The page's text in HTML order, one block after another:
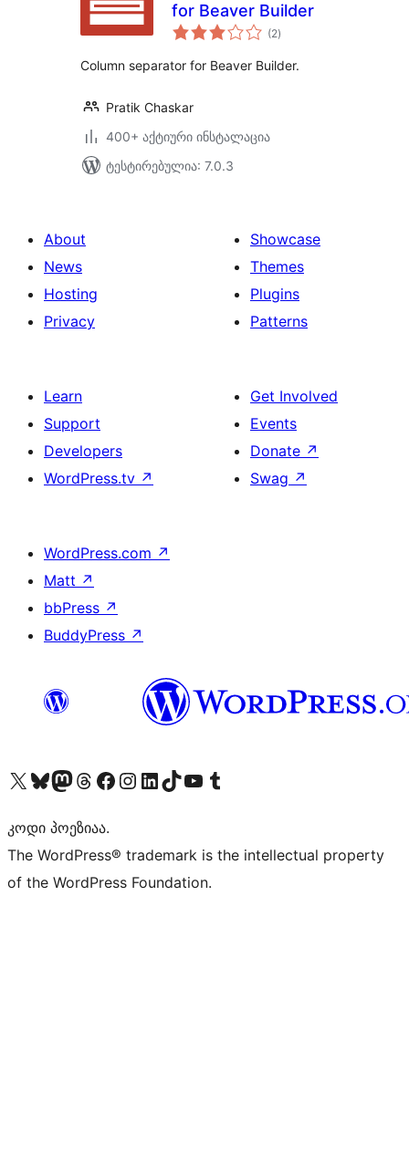
for Beaver Builder
(2საერთო
რეიტინგი
)
Column separator for Beaver Builder.
Pratik Chaskar
400+ აქტიური ინსტალაცია
ტესტირებულია: 7.0.3
About
News
Hosting
Privacy
Showcase
Themes
Plugins
Patterns
Learn
Support
Developers
WordPress.tv ↗
Get Involved
Events
Donate ↗
Swag ↗
WordPress.com ↗
Matt ↗
bbPress ↗
BuddyPress ↗
Visit our X (formerly Twitter) account
Visit our Bluesky account
Visit our Mastodon account
Visit our Threads account
Visit our Facebook page
Visit our Instagram account
Visit our LinkedIn account
Visit our TikTok account
Visit our YouTube channel
Visit our Tumblr account
კოდი პოეზიაა.
The WordPress® trademark is the intellectual property
of the WordPress Foundation.